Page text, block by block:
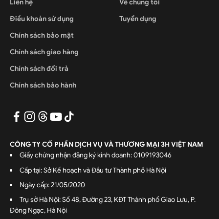
Liên hệ
Điều khoản sử dụng
Chính sách bảo mật
Chính sách giao hàng
Chính sách đổi trả
Chính sách bảo hành
Về chúng tôi
Tuyển dụng
CÔNG TY CỔ PHẦN DỊCH VỤ VÀ THƯƠNG MẠI 3H VIỆT NAM
Giấy chứng nhận đăng ký kinh doanh: 0109193046
Cấp tại: Sở Kế hoạch và Đầu tư Thành phố Hà Nội
Ngày cấp: 21/05/2020
Trụ sở Hà Nội: Số 48, Đường 23, KĐT Thành phố Giao Lưu, P.
Đông Ngạc, Hà Nội